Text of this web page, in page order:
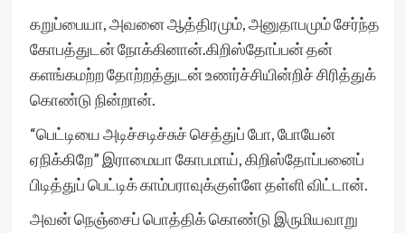
கறுப்பையா, அவனை ஆத்திரமும், அனுதாபமும் சேர்ந்த
கோபத்துடன் நோக்கினான்.கிறிஸ்தோப்பன் தன்
களங்கமற்ற தோற்றத்துடன் உணர்ச்சியின்றிச் சிரித்துக்
கொண்டு நின்றான்.
“பெட்டியை அடிச்சடிச்சுச் செத்துப் போ, போயேன்
ஏநிக்கிறே” இராமையா கோபமாய், கிறிஸ்தோப்பனைப்
பிடித்துப் பெட்டிக் காம்பராவுக்குள்ளே தள்ளி விட்டான்.
அவன் நெஞ்சைப் பொத்திக் கொண்டு இருமியவாறு